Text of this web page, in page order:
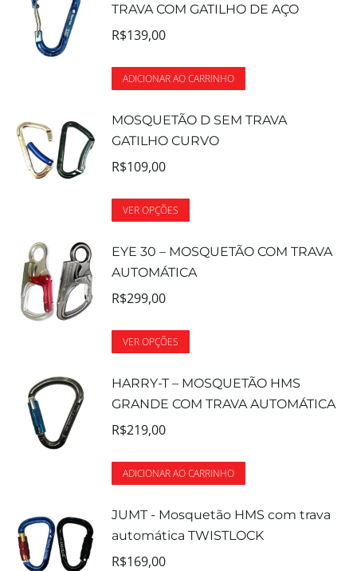
TRAVA COM GATILHO DE AÇO
R$139,00
ADICIONAR AO CARRINHO
MOSQUETÃO D SEM TRAVA
GATILHO CURVO
R$109,00
VER OPÇÕES
EYE 30 – MOSQUETÃO COM TRAVA
AUTOMÁTICA
R$299,00
VER OPÇÕES
HARRY-T – MOSQUETÃO HMS
GRANDE COM TRAVA AUTOMÁTICA
R$219,00
ADICIONAR AO CARRINHO
JUMT - Mosquetão HMS com trava
automática TWISTLOCK
R$169,00